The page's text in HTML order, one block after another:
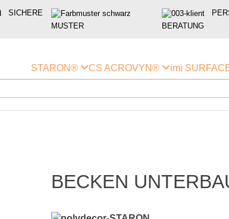
SICHERE
MUSTER
BERATUNG
STARON® CS ACROVYN® imi
BECKEN